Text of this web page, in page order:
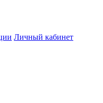
Личный кабинет